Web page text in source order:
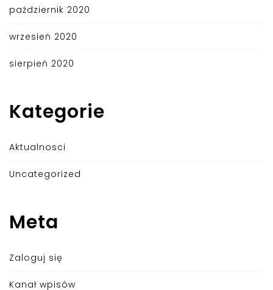
październik 2020
wrzesień 2020
sierpień 2020
Kategorie
Aktualnosci
Uncategorized
Meta
Zaloguj się
Kanał wpisów